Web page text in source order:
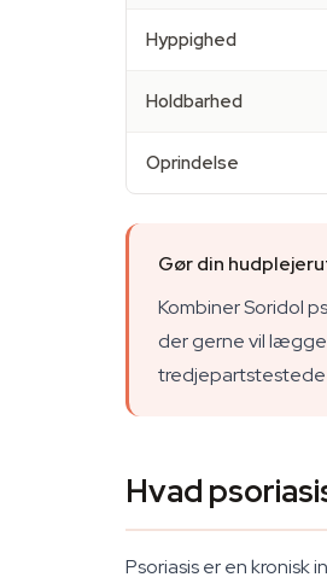
Hyppighed
Holdbarhed
Oprindelse
Gør din
Kombiner Soridol
der gerne vil
tredjepartstestede
Hvad
Psoriasis er en